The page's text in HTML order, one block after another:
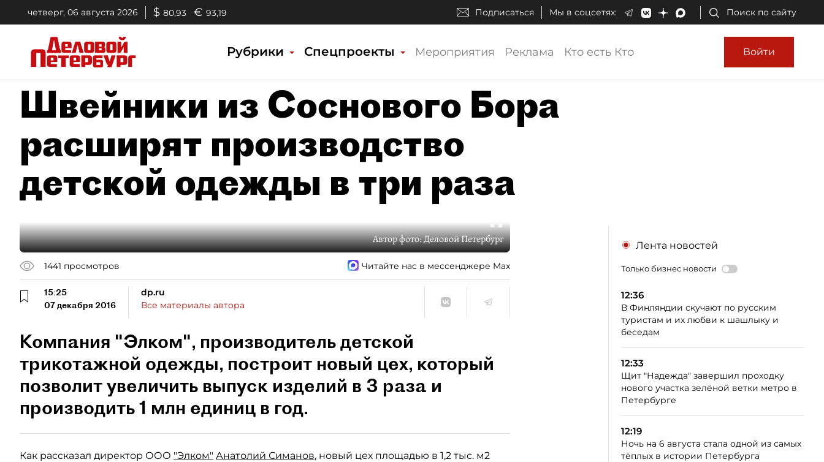
четверг, 06 августа 2026 $ 80,93 € 93,19 Подписаться Мы в соцсетях: Поиск по сайту
Рубрики Спецпроекты Мероприятия Реклама Кто есть Кто Войти
Швейники из Соснового Бора
расширят производство
детской одежды в три раза
Автор фото:Деловой Петербург
1441 просмотров Читайте нас в мессенджере Max
15:25
07 декабря 2016
dp.ru
Все материалы автора
Компания "Элком", производитель детской
трикотажной одежды, построит новый цех, который
позволит увеличить выпуск изделий в 3 раза и
производить 1 млн единиц в год.
Как рассказал директор ООО "Элком" Анатолий Симанов, новый цех площадью в 1,2 тыс. м2
Лента новостей
Только бизнес новости
12:36
В Финляндии скучают по русским
туристам и их любви к шашлыку и
беседам
12:33
Щит "Надежда" завершил проходку
нового участка зелёной ветки метро в
Петербурге
12:19
Ночь на 6 августа стала одной из самых
тёплых в истории Петербурга